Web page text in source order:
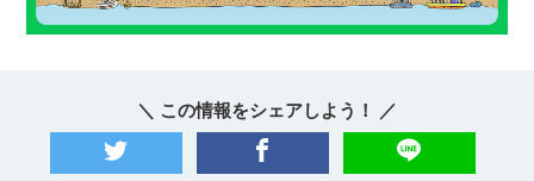
＼ この情報をシェアしよう！ ／